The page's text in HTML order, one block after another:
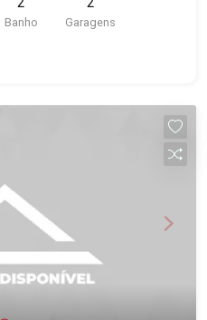
e ar-condicionado
no mercado
em Venda,
Ribeirão Preto.
Banho Garagens